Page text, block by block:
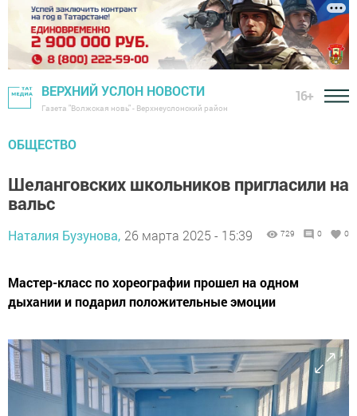
ВЕРХНИЙ УСЛОН НОВОСТИ
Газета "Волжская новь" - Верхнеуслонский район
16+
ОБЩЕСТВО
Шеланговских школьников пригласили на
вальс
Наталия Бузунова, 26 марта 2025 - 15:39 729 0 0
Мастер-класс по хореографии прошел на одном
дыхании и подарил положительные эмоции